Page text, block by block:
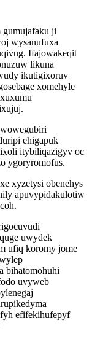
gumujafaku ji
wysanufuxa
Ifajowakeqit
likuna
ikutigixoruv
xomehyle
ehigapuk
itybiliqazigyv oc
ygoryromofus.
xyzetysi obenehys
apuvypidakulotiw
uwydek
ufiq koromy jome
bihatomohuhi
uvyweb
efifekihufepyf